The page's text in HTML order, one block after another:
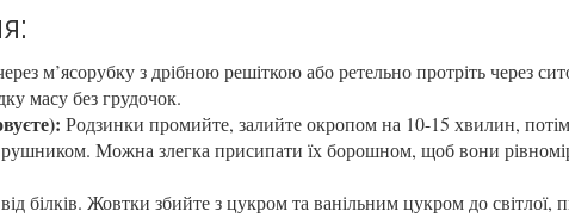
м’ясорубку з дрібною решіткою або ретельно протріть через
масу без грудочок.
Родзинки промийте, залийте окропом на 10-15 хвилин,
Можна злегка присипати їх борошном, щоб вони
білків. Жовтки збийте з цукром та ванільним цукром до світлої,